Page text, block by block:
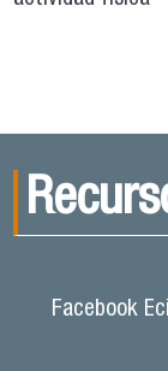
Facebook